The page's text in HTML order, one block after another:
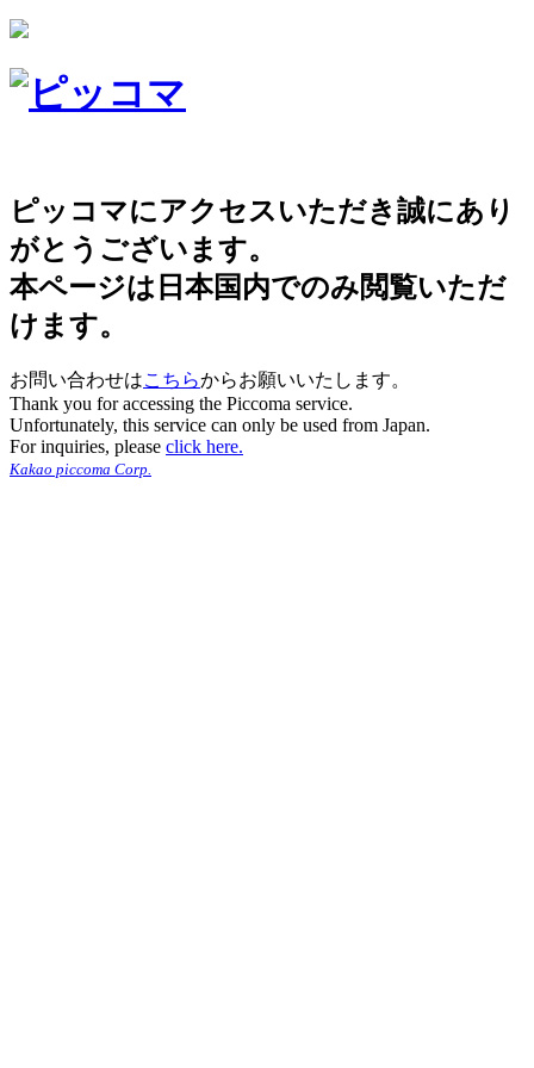
ピッコマにアクセスいただき誠にあり
がとうございます。
本ページは日本国内でのみ閲覧いただ
けます。
お問い合わせはこちらからお願いいたします。
Thank you for accessing the Piccoma service.
Unfortunately, this service can only be used from Japan.
For inquiries, please click here.
Kakao piccoma Corp.